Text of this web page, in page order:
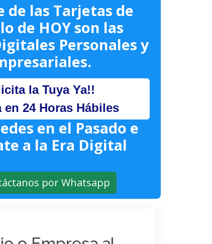
de las Tarjetas de
de HOY son las
Personales y
la Tuya Ya!!
en 24 Horas Hábiles
en el Pasado e
a la Era Digital
por Whatsapp